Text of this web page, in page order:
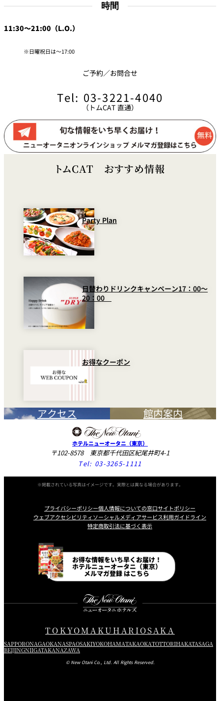
トレーダーヴ
ィックス 東京
時間
11:30～21:00（L.O.）
日曜祝日は～17:00
ご予約／お問合せ
Tel: 03-3221-4040
（トムCAT 直通）
トムCAT おすすめ情報
Party Plan
日替わりドリンクキャンペーン17：00～
20：00
お得なクーポン
アクセス 館内案内
ホテルニューオータニ（東京）
〒102-8578 東京都千代田区紀尾井町4-1
Tel: 03-3265-1111
※掲載されている写真はイメージです。実際とは異なる場合があります。
プライバシーポリシー個人情報についての窓口サイトポリシー
ウェブアクセシビリティソーシャルメディアサービス利用ガイドライン
特定商取引法に基づく表示
お得な情報をいち早くお届け！
ホテルニューオータニ（東京）
メルマガ登録 はこちら
TOKYOMAKUHARIOSAKA
SAPPORONAGAOKANASPAOSAKIYOKOHAMATAKAOKATOTTORIHAKATASAGA
BEIJINGNIIGATAKANAZAWA
© New Otani Co., Ltd. All Rights Reserved.